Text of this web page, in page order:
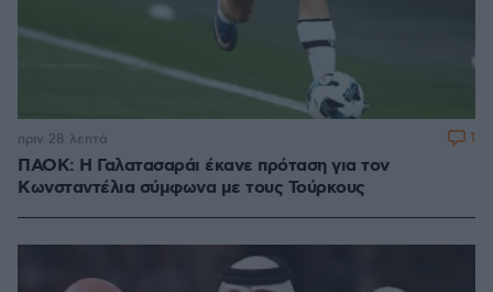
ΠΑΟΚ: Η Γαλατασαράι έκανε πρόταση για τον
Κωνσταντέλια σύμφωνα με τους Τούρκους
πριν 28 λεπτά 1